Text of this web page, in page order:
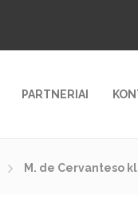
PARTNERIAI
M. de Cervanteso